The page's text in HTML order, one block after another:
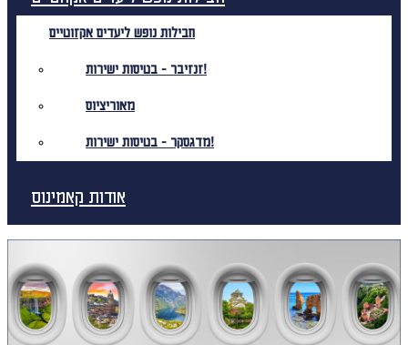
חבילות נופש ליעדים אקזוטיים
זנזיבר - בטיסות ישירות!
מאוריציוס
מדגסקר - בטיסות ישירות!
אודות קאמינוס